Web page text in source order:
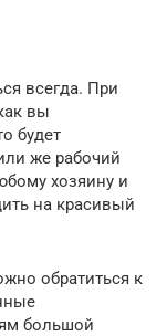
всегда. При
вы
будет
же рабочий
хозяину и
на красивый
обратиться к
большой